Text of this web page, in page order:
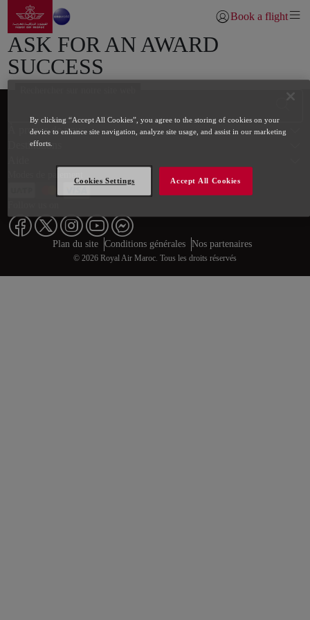
Saut au contenu principal
Aller à la page accueil
Se connecter |
Book a flight
ASK FOR AN AWARD
SUCCESS
À propos de nous
Destinations
Web map links
$Title.getData()
Plan du site Conditions générales Nos partenaires
© 2026 Royal Air Maroc. Tous les droits réservés
By clicking “Accept All Cookies”, you agree to the storing of cookies on your
device to enhance site navigation, analyze site usage, and assist in our marketing
efforts.
Accept All Cookies
Cookies Settings